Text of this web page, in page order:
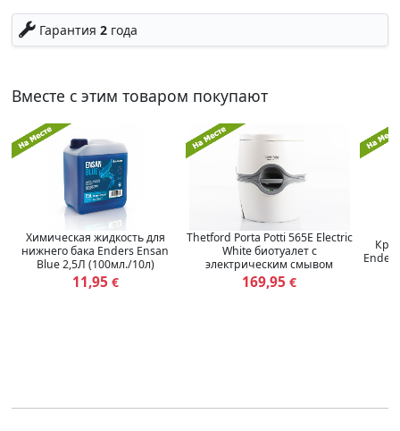
Гарантия 2года
Вместе с этим товаром покупают
Химическая жидкость для
нижнего бака Enders Ensan
Blue 2,5Л (100мл./10л)
11,95 €
Thetford Porta Potti 565E Electric
White биотуалет с
электрическим смывом
169,95 €